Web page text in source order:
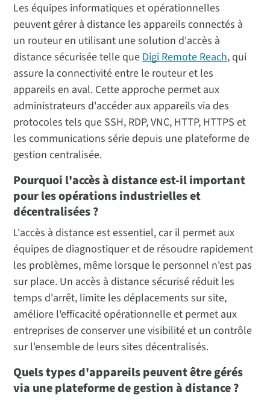
Les équipes informatiques et opérationnelles
peuvent gérer à distance les appareils connectés à
un routeur en utilisant une solution d'accès à
distance sécurisée telle queDigi Remote Reach, qui
assure la connectivité entre le routeur et les
appareils en aval. Cette approche permet aux
administrateurs d'accéder aux appareils via des
protocoles tels que SSH, RDP, VNC, HTTP, HTTPS et
les communications série depuis une plateforme de
gestion centralisée.
Pourquoi l'accès à distance est-il important
pour les opérations industrielles et
décentralisées ?
L'accès à distance est essentiel, car il permet aux
équipes de diagnostiquer et de résoudre rapidement
les problèmes, même lorsque le personnel n'est pas
sur place. Un accès à distance sécurisé réduit les
temps d'arrêt, limite les déplacements sur site,
améliore l'efficacité opérationnelle et permet aux
entreprises de conserver une visibilité et un contrôle
sur l'ensemble de leurs sites décentralisés.
Quels types d'appareils peuvent être gérés
via une plateforme de gestion à distance ?